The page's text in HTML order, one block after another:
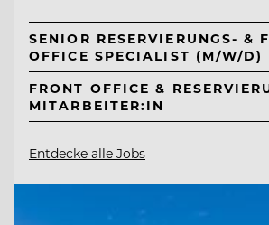
SENIOR RESERVIERUNGS- &
OFFICE SPECIALIST (M/W/D)
FRONT OFFICE &
MITARBEITER:IN
Entdecke alle Jobs